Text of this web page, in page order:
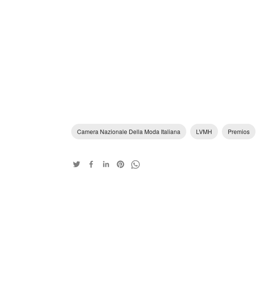
Camera Nazionale Della Moda Italiana LVMH Premios